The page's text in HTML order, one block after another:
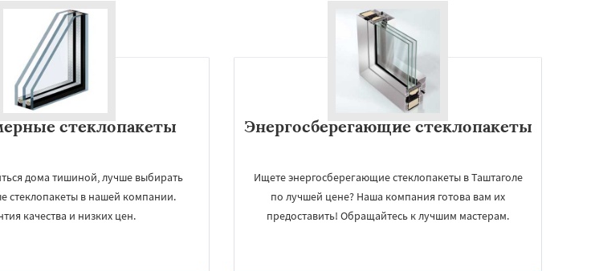
стеклопакеты
дома тишиной, лучше выбирать
стеклопакеты в нашей компании.
качества и низких цен.
Энергосберегающие стеклопакеты
Ищете энергосберегающие стеклопакеты в Таштаголе
по лучшей цене? Наша компания готова вам их
предоставить! Обращайтесь к лучшим мастерам.